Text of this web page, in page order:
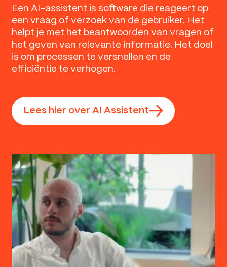
Een AI-assistent is software die reageert op
een vraag of verzoek van de gebruiker. Het
helpt je met het beantwoorden van vragen of
het geven van relevante informatie. Het doel
is om processen te versnellen en de
efficiëntie te verhogen.
Lees hier over AI Assistent